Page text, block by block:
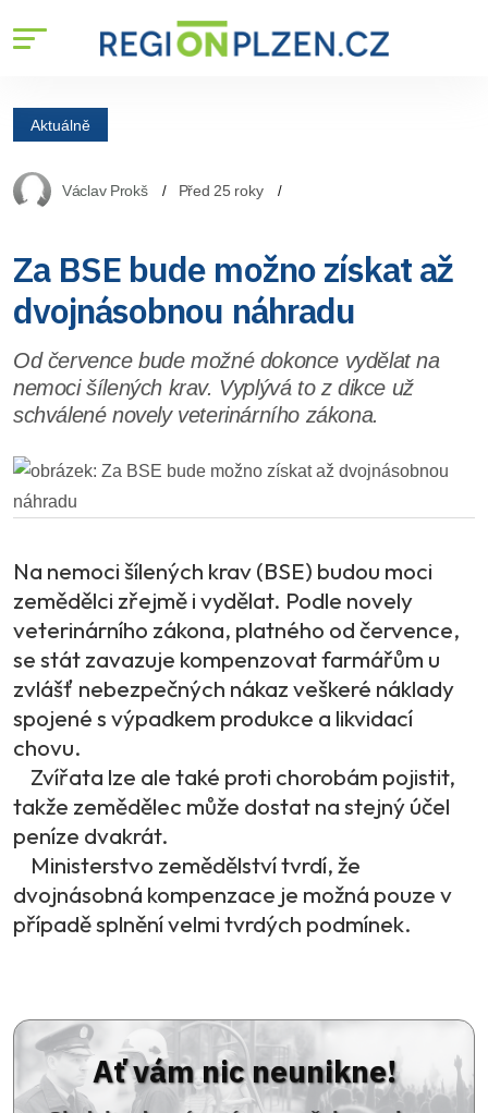
Aktuálně
Václav Prokš Před 25 roky
Za BSE bude možno získat až
dvojnásobnou náhradu
Od července bude možné dokonce vydělat na
nemoci šílených krav. Vyplývá to z dikce už
schválené novely veterinárního zákona.
Na nemoci šílených krav (BSE) budou moci
zemědělci zřejmě i vydělat. Podle novely
veterinárního zákona, platného od července,
se stát zavazuje kompenzovat farmářům u
zvlášť nebezpečných nákaz veškeré náklady
spojené s výpadkem produkce a likvidací
chovu.
Zvířata lze ale také proti chorobám pojistit,
takže zemědělec může dostat na stejný účel
peníze dvakrát.
Ministerstvo zemědělství tvrdí, že
dvojnásobná kompenzace je možná pouze v
případě splnění velmi tvrdých podmínek.
Ať vám nic neunikne!